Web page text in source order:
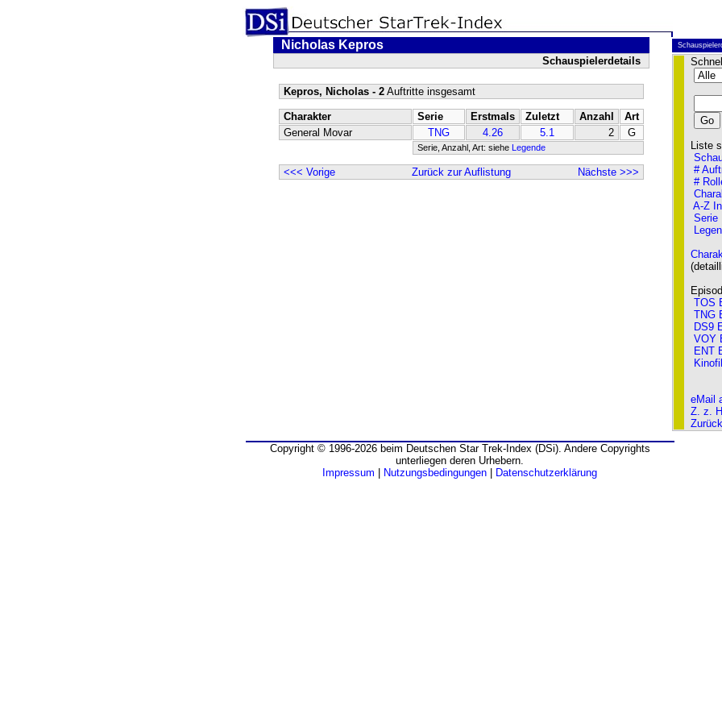
Nicholas Kepros
Schauspielerdetails
Kepros, Nicholas - 2Auftritte insgesamt
Charakter Serie Erstmals Zuletzt Anzahl
Art
General Movar
TNG 4.26 5.1 2 G
Serie, Anzahl, Art: siehe Legende
<<< Vorige Zurück zur Auflistung Nächste >>>
Liste
#
#
A-Z
Serie
TOS
TNG
DS9
VOY
ENT
eMail
Z. z.
Copyright © 1996-2026 beim Deutschen Star Trek-Index (DSi). Andere Copyrights
unterliegen deren Urhebern.
Impressum
Nutzungsbedingungen Datenschutzerklärung